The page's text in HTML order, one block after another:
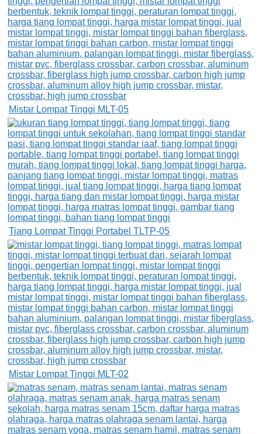
Mistar Lompat Tinggi MLT-05
Tiang Lompat Tinggi Portabel TLTP-05
Mistar Lompat Tinggi MLT-02